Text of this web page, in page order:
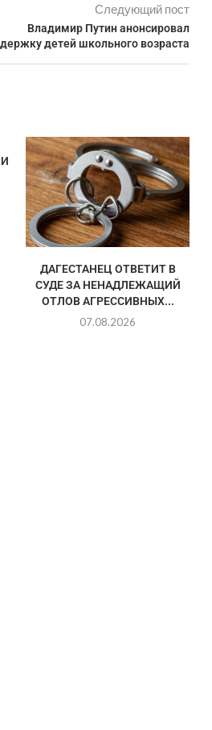
Следующий пост
Владимир Путин анонсировал
детей школьного возраста
ДАГЕСТАНЕЦ ОТВЕТИТ В
СУДЕ ЗА НЕНАДЛЕЖАЩИЙ
ОТЛОВ АГРЕССИВНЫХ...
07.08.2026